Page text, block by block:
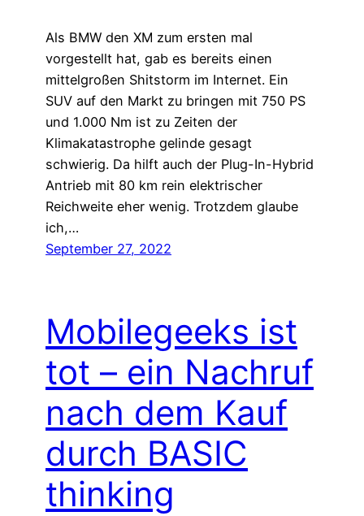
Als BMW den XM zum ersten mal
vorgestellt hat, gab es bereits einen
mittelgroßen Shitstorm im Internet. Ein
SUV auf den Markt zu bringen mit 750 PS
und 1.000 Nm ist zu Zeiten der
Klimakatastrophe gelinde gesagt
schwierig. Da hilft auch der Plug-In-Hybrid
Antrieb mit 80 km rein elektrischer
Reichweite eher wenig. Trotzdem glaube
ich,…
September 27, 2022
Mobilegeeks ist
tot – ein Nachruf
nach dem Kauf
durch BASIC
thinking